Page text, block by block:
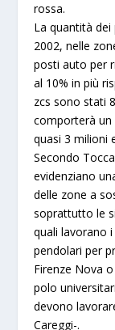
rossa.
La quantità
2002, nelle
posti auto per
al 10% in più
zcs sono stati
comporterà un
quasi 3 milioni
Secondo
evidenziano
delle zone a
soprattutto le
quali lavorano
pendolari per
Firenze Nova
polo
devono
Careggi-.